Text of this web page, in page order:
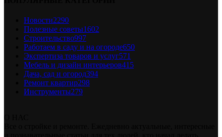
Новости2290
Полезные советы1602
Строительство997
Работаем в саду и на огороде650
Экспертиза товаров и услуг571
Мебель и дизайн интерьеров415
Дача, сад и огород394
Ремонт квартир298
Инструменты279